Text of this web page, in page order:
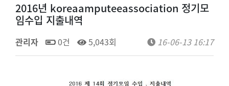
2016년 koreaamputeeassociation 정기모
임수입 지출내역
관리자 0건 5,043회 16-06-13 16:17